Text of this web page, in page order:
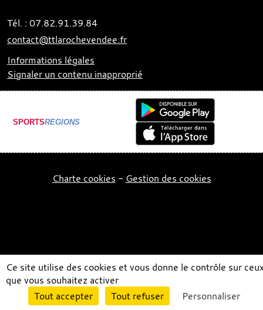
Tél. : 07.82.91.39.84
contact@ttlarochevendee.fr
Informations légales
Signaler un contenu inapproprié
SPORTSREGIONS
Charte cookies Gestion des cookies
Envie de participer ? Connexion
Ce site utilise des cookies et vous donne le contrôle sur
que vous souhaitez activer
Tout accepter
Tout refuser Personnaliser